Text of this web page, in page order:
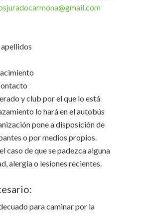
y club por el que lo está
lo hará en el autobús
pone a disposición de
o por medios propios.
caso de que se padezca alguna
alergia o lesiones recientes.
para caminar por la